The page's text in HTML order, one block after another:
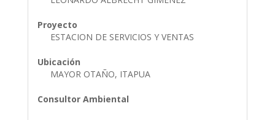
Proyecto
ESTACION DE SERVICIOS Y VENTAS
Ubicación
MAYOR OTAÑO, ITAPUA
Consultor Ambiental